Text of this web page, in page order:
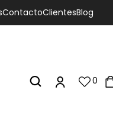
ContactoClientesBlog
0